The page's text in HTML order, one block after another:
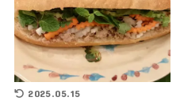
2025.05.15